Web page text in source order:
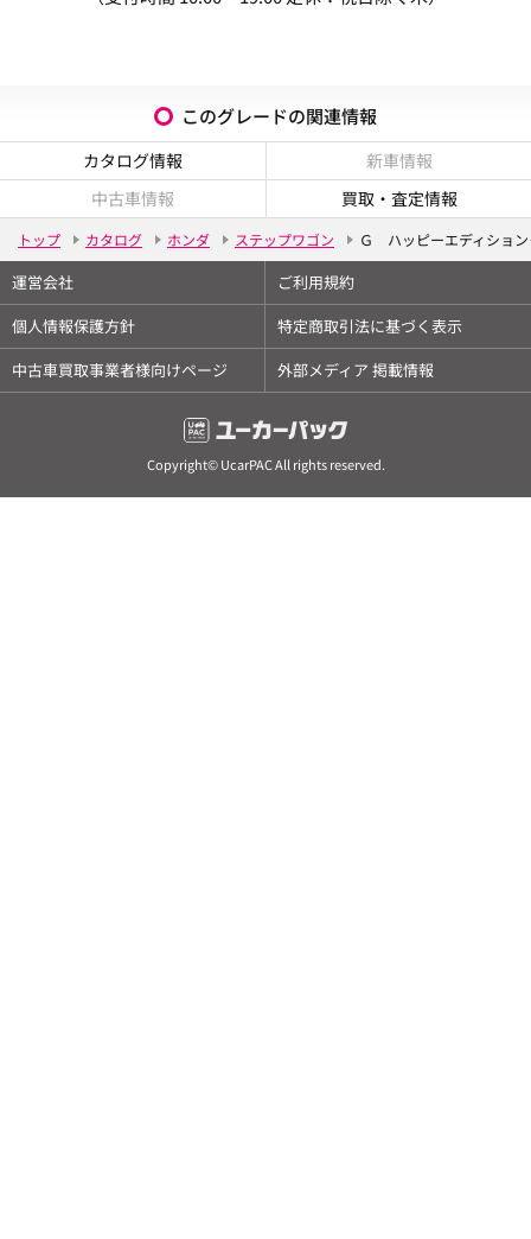
このグレードの関連情報
カタログ情報
新車情報
中古車情報
買取・査定情報
トップ カタログ ホンダ ステップワゴン Ｇ ハッピーエディショ
運営会社
ご利用規約
個人情報保護方針
特定商取引法に基づく表示
中古車買取事業者様向けページ
外部メディア 掲載情報
Copyright© UcarPAC All rights reserved.